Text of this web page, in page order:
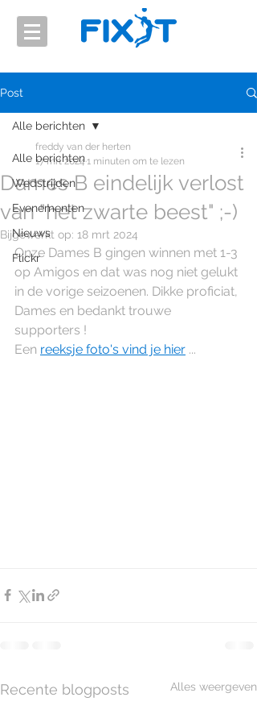
Post
Alle berichten
Wedstrijden
Evenementen
Nieuws
Flickr
Alle berichten
Dames B eindelijk verlost
van "het zwarte beest" ;-)
freddy van der herten
17 mrt 20241 minuten om te lezen
Bijgewerkt op: 18 mrt 2024
Onze Dames B gingen winnen met 1-3
op Amigos en dat was nog niet gelukt
in de vorige seizoenen. Dikke proficiat,
Dames en bedankt trouwe
supporters !
Een reeksje foto's vind je hier ...
Recente blogposts Alles weergeven